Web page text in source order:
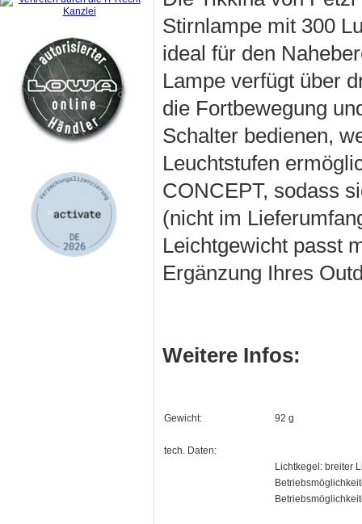
Stirnlampe mit 300
ideal für den
Lampe verfügt über
die Fortbewegung
Schalter bedienen,
Leuchtstufen
CONCEPT, sodass
(nicht im
Leichtgewicht passt
Ergänzung Ihres
Weitere Infos:
Gewicht: 92 g
tech. Daten:
Lichtkegel: breiter